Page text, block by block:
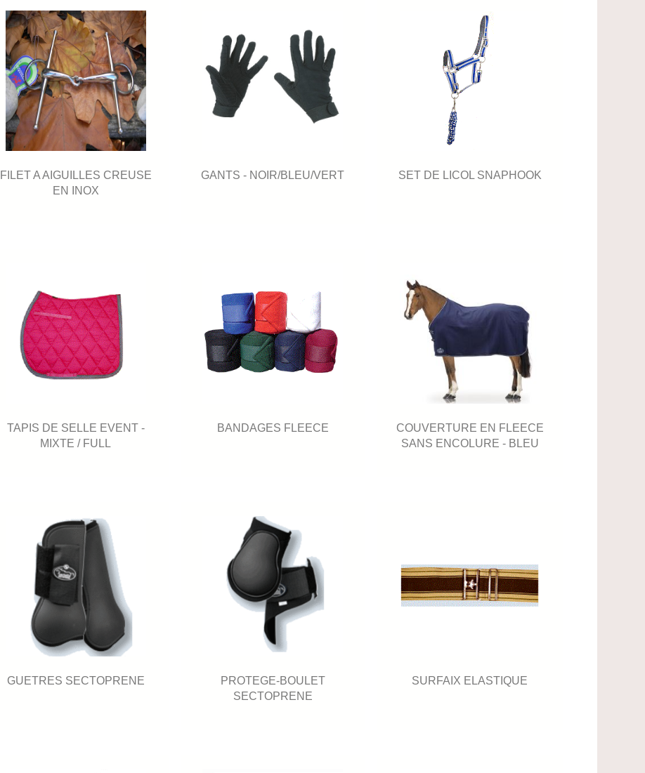
FILET A AIGUILLES CREUSE
EN INOX
GANTS - NOIR/BLEU/VERT SET DE LICOL SNAPHOOK
TAPIS DE SELLE EVENT -
MIXTE / FULL
BANDAGES FLEECE
COUVERTURE EN FLEECE
SANS ENCOLURE - BLEU
GUETRES SECTOPRENE
PROTEGE-BOULET
SECTOPRENE
SURFAIX ELASTIQUE